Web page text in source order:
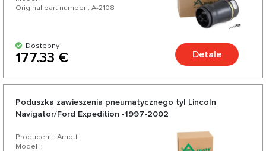
Original part number : A-2108
Dostępny
177.33 € Detale
Poduszka zawieszenia pneumatycznego tyl Lincoln
Navigator/Ford Expedition -1997-2002
Producent : Arnott
Model :